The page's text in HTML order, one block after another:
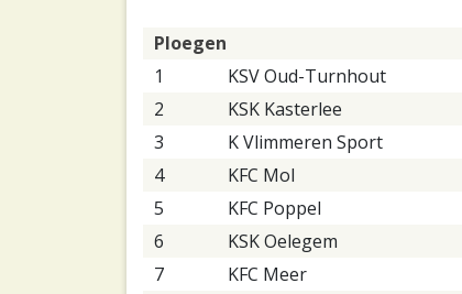
Ploegen
1
KSV Oud-Turnhout
2
KSK Kasterlee
3
K Vlimmeren Sport
4
KFC Mol
5
KFC Poppel
6
KSK Oelegem
7
KFC Meer